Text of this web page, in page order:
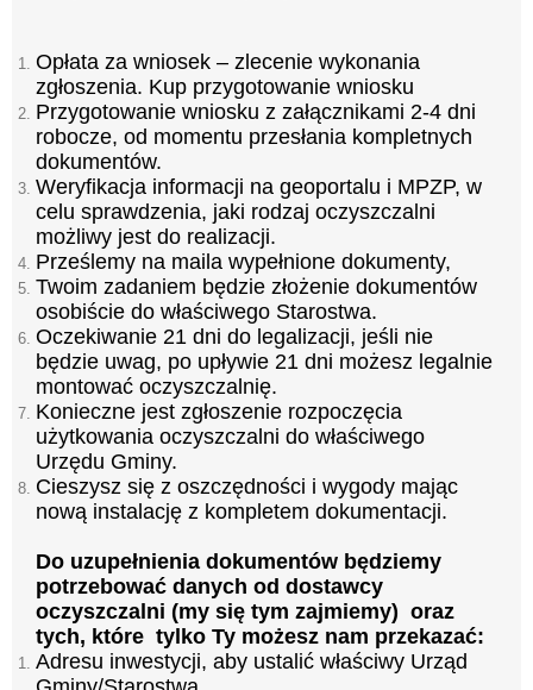
Opłata za wniosek – zlecenie wykonania
zgłoszenia. Kup przygotowanie wniosku
Przygotowanie wniosku z załącznikami 2-4 dni
robocze, od momentu przesłania kompletnych
dokumentów.
Weryfikacja informacji na geoportalu i MPZP, w
celu sprawdzenia, jaki rodzaj oczyszczalni
możliwy jest do realizacji.
Prześlemy na maila wypełnione dokumenty,
Twoim zadaniem będzie złożenie dokumentów
osobiście do właściwego Starostwa.
Oczekiwanie 21 dni do legalizacji, jeśli nie
będzie uwag, po upływie 21 dni możesz legalnie
montować oczyszczalnię.
Konieczne jest zgłoszenie rozpoczęcia
użytkowania oczyszczalni do właściwego
Urzędu Gminy.
Cieszysz się z oszczędności i wygody mając
nową instalację z kompletem dokumentacji.
Do uzupełnienia dokumentów będziemy
potrzebować danych od dostawcy
oczyszczalni (my się tym zajmiemy) oraz
tych, które tylko Ty możesz nam przekazać:
Adresu inwestycji, aby ustalić właściwy Urząd